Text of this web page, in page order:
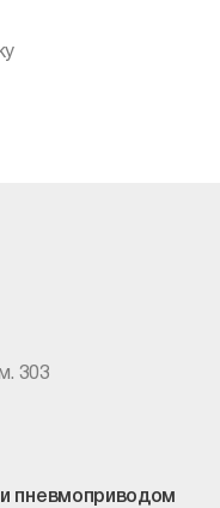
303
пневмоприводом